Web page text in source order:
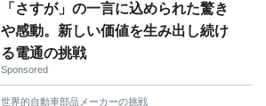
「さすが」の一言に込められた驚き
や感動。新しい価値を生み出し続け
る電通の挑戦
Sponsored
世界的自動車部品メーカーの挑戦